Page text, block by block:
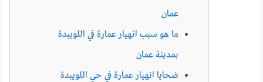
عمان
ما هو سبب انهيار عمارة في اللويبدة
بمدينة عمان
ضحايا انهيار عمارة في حي اللويبدة